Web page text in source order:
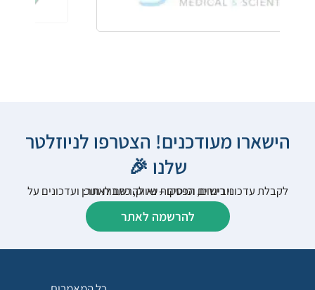
הישארו מעודכנים! הצטרפו לניוזלטר
שלנו 🎉
לקבלת עדכוני רישום, הפסקות שיווק, כתבות תוכן ועדכונים על וובינרים וכנסים – נא להרשם לאתר:
להרשמה לאתר